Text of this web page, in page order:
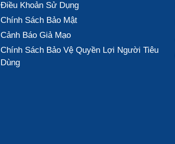
Điều Khoản Sử Dụng
Chính Sách Bảo Mật
Cảnh Báo Giả Mạo
Chính Sách Bảo Vệ Quyền Lợi Người Tiêu
Dùng